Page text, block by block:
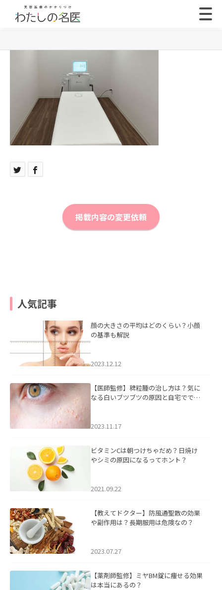
掲載内容の変更依頼
人気記事
顔の大きさの平均はどのくらい？小顔
の基準も解説
2023.12.12
【医師監修】稗粒腫の治し方は？気に
なる白いブツブツの原因と自宅ででき
2023.11.17
ビタミンCは朝つけちゃだめ？日焼け
やシミの原因になるってホント？
2021.09.22
【教えてドクター】防風通聖散の効果
や副作用は？長期服用は危険なの？
2023.07.27
【薬剤師監修】ミヤBM錠に痩せる効果
は本当にあるの？